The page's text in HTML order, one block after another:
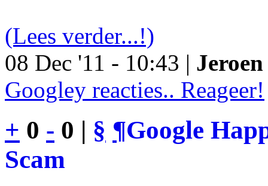
(Lees verder...!)
08 Dec '11 - 10:43 |
Googley reacties.. Reageer!
+ 0 - 0 | § ¶Google
Scam